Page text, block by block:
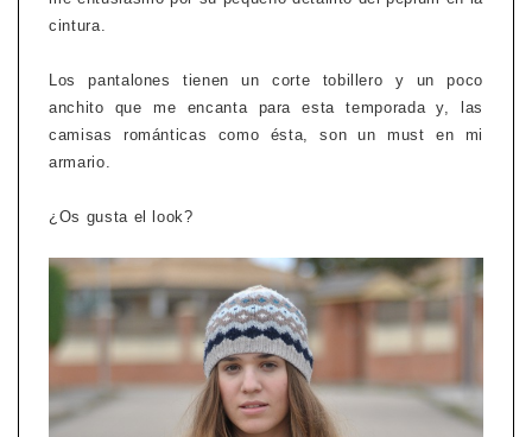
cintura.
Los pantalones tienen un corte tobillero y un poco
anchito que me encanta para esta temporada y, las
camisas románticas como ésta, son un must en mi
armario.
¿Os gusta el look?